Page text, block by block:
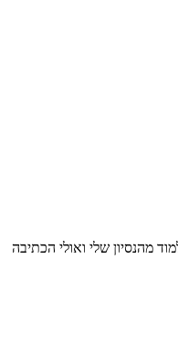
ללמוד מהנסיון שלי ואולי הכתיבה